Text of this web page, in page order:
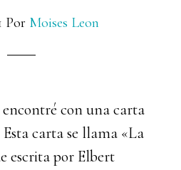
Por Moises Leon
con una carta
carta se llama «La
escrita por Elbert